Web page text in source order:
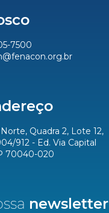
7500
Quadra 2, Lote 12,
912 - Ed. Via Capital
70040-020
newsletter